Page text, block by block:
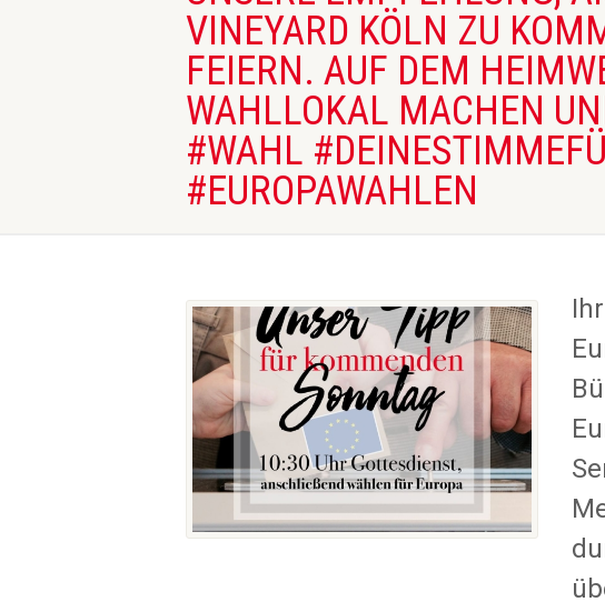
INEYARD KÖLN ZU
EIERN. AUF DEM
AHLLOKAL MACHEN
WAHL
EUROPAWAHLEN